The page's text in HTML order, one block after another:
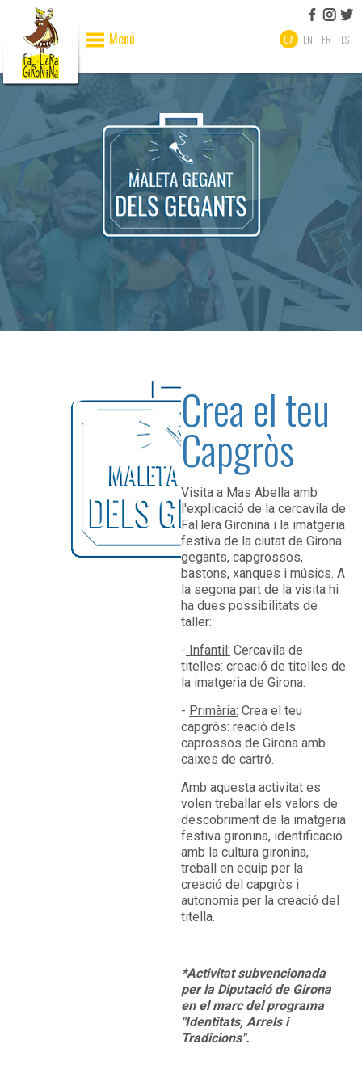
CA EN FR ES
Menú
Crea el teu
Capgròs
Visita a Mas Abella amb
l'explicació de la cercavila de
Fal·lera Gironina i la imatgeria
festiva de la ciutat de Girona:
gegants, capgrossos,
bastons, xanques i músics. A
la segona part de la visita hi
ha dues possibilitats de
taller:
- Infantil: Cercavila de
titelles: creació de titelles de
la imatgeria de Girona.
- Primària: Crea el teu
capgròs: reació dels
caprossos de Girona amb
caixes de cartró.
Amb aquesta activitat es
volen treballar els valors de
descobriment de la imatgeria
festiva gironina, identificació
amb la cultura gironina,
treball en equip per la
creació del capgròs i
autonomia per la creació del
titella.
*Activitat subvencionada
per la Diputació de Girona
en el marc del programa
"Identitats, Arrels i
Tradicions".